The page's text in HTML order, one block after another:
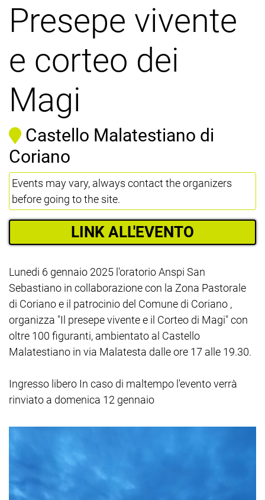
Presepe vivente
e corteo dei
Magi
Castello Malatestiano di
Coriano
Events may vary, always contact the organizers
before going to the site.
LINK ALL'EVENTO
Lunedi 6 gennaio 2025 l'oratorio Anspi San
Sebastiano in collaborazione con la Zona Pastorale
di Coriano e il patrocinio del Comune di Coriano ,
organizza "Il presepe vivente e il Corteo di Magi" con
oltre 100 figuranti, ambientato al Castello
Malatestiano in via Malatesta dalle ore 17 alle 19.30.
Ingresso libero In caso di maltempo l'evento verrà
rinviato a domenica 12 gennaio